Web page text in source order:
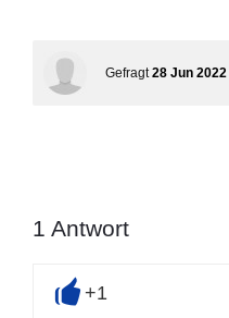
Gefragt 28 Jun 2022
1 Antwort
+1